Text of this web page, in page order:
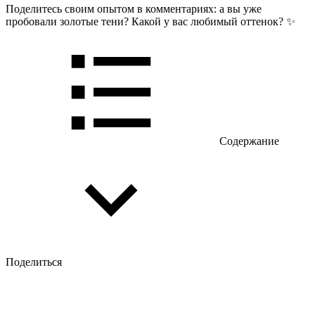
Поделитесь своим опытом в комментариях: а вы уже
пробовали золотые тени? Какой у вас любимый оттенок? ✨
Содержание
Поделиться